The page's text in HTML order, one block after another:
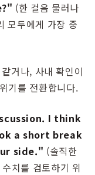
(한 걸음 물러나
모두에게 가장 중
거나, 사내 확인이
기를 전환합니다.
I think
a short break
side." (솔직한
치를 검토하기 위